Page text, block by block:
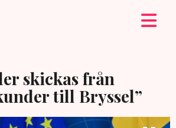
skickas från
till Bryssel”